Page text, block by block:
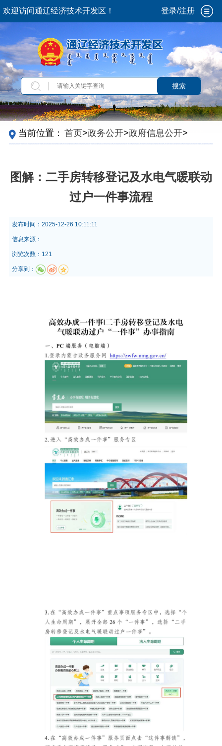
欢迎访问通辽经济技术开发区！ 登录/注册
搜索
当前位置： 首页>政务公开>政府信息公开>
定主动公开内容>政策解读
图解：二手房转移登记及水电气暖联动
过户一件事流程
发布时间： 2025-12-26 10:11:11
信息来源：
浏览次数：121
分享到：